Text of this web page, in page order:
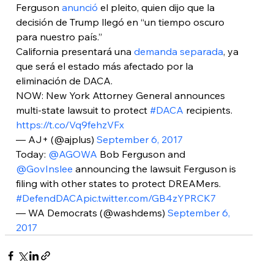
Ferguson anunció el pleito, quien dijo que la
decisión de Trump llegó en “un tiempo oscuro
para nuestro país.”
California presentará una demanda separada, ya
que será el estado más afectado por la
eliminación de DACA.
NOW: New York Attorney General announces
multi-state lawsuit to protect #DACA recipients.
https://t.co/Vq9fehzVFx
— AJ+ (@ajplus) September 6, 2017
Today: @AGOWA Bob Ferguson and
@GovInslee announcing the lawsuit Ferguson is
filing with other states to protect DREAMers.
#DefendDACApic.twitter.com/GB4zYPRCK7
— WA Democrats (@washdems) September 6,
2017